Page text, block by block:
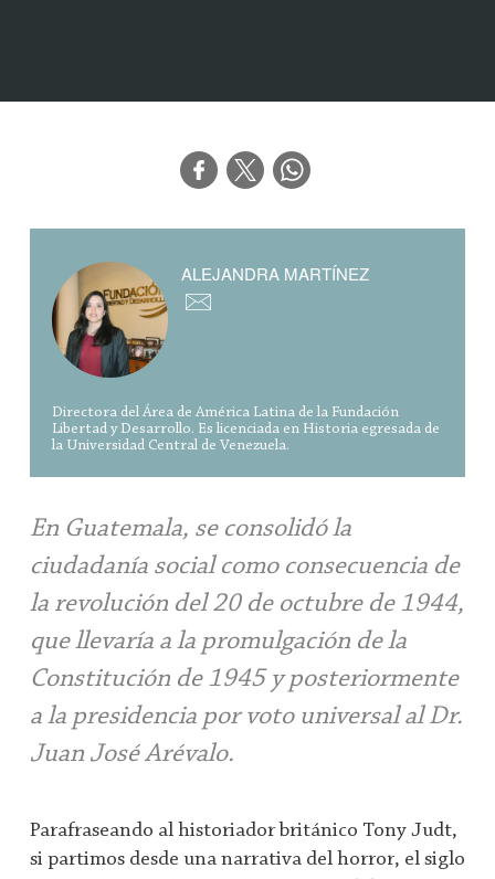
En Guatemala, se consolidó la
ciudadanía social como consecuencia de
la revolución del 20 de octubre de 1944,
que llevaría a la promulgación de la
Constitución de 1945 y posteriormente
a la presidencia por voto universal al Dr.
Juan José Arévalo.
Parafraseando al historiador británico Tony Judt,
si partimos desde una narrativa del horror, el siglo
ALEJANDRA MARTÍNEZ
Directora del Área de América Latina de la Fundación
Libertad y Desarrollo. Es licenciada en Historia egresada de
la Universidad Central de Venezuela.